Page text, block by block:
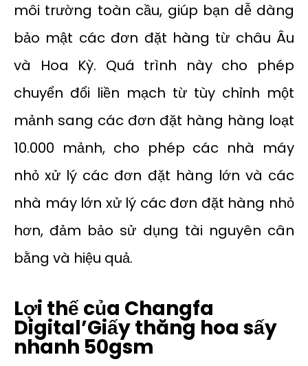
môi trường toàn cầu, giúp bạn dễ dàng
bảo mật các đơn đặt hàng từ châu Âu
và Hoa Kỳ. Quá trình này cho phép
chuyển đổi liền mạch từ tùy chỉnh một
mảnh sang các đơn đặt hàng hàng loạt
10.000 mảnh, cho phép các nhà máy
nhỏ xử lý các đơn đặt hàng lớn và các
nhà máy lớn xử lý các đơn đặt hàng nhỏ
hơn, đảm bảo sử dụng tài nguyên cân
bằng và hiệu quả.
Lợi thế của Changfa
Digital’Giấy thăng hoa sấy
nhanh 50gsm